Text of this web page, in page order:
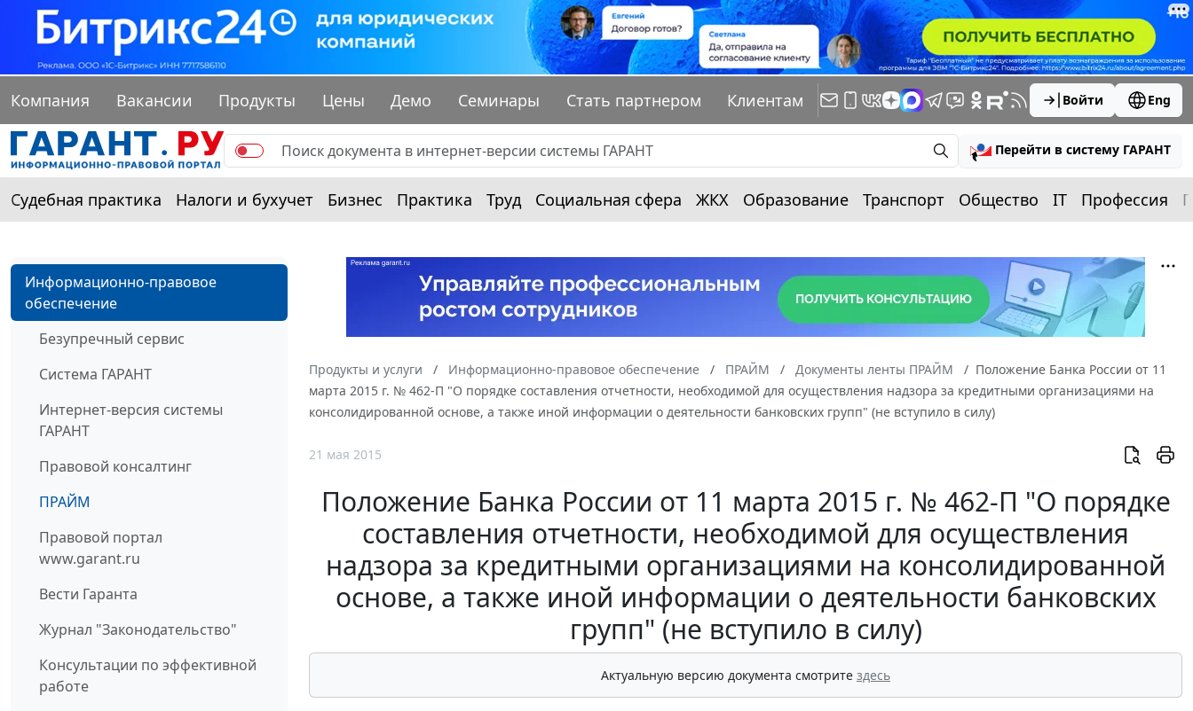
Компания Вакансии Продукты Цены Демо Семинары Стать партнером Клиентам Войти Eng
Перейти в систему ГАРАНТ
Судебная практика Налоги и бухучет Бизнес Практика Труд Социальная сфера ЖКХ Образование Транспорт Общество IT Профессия
Информационно-правовое
обеспечение
Безупречный сервис
Система ГАРАНТ
Интернет-версия системы
ГАРАНТ
Правовой консалтинг
ПРАЙМ
Правовой портал
www.garant.ru
Вести Гаранта
Журнал "Законодательство"
Консультации по эффективной
работе
Продукты и услуги Информационно-правовое обеспечение ПРАЙМ Документы ленты ПРАЙМ
Положение Банка России от 11
марта 2015 г. № 462-П "О порядке составления отчетности, необходимой для осуществления надзора за кредитными организациями на
консолидированной основе, а также иной информации о деятельности банковских групп" (не вступило в силу)
21 мая 2015
Положение Банка России от 11 марта 2015 г. № 462-П "О порядке
составления отчетности, необходимой для осуществления
надзора за кредитными организациями на консолидированной
основе, а также иной информации о деятельности банковских
групп" (не вступило в силу)
Актуальную версию документа смотрите здесь